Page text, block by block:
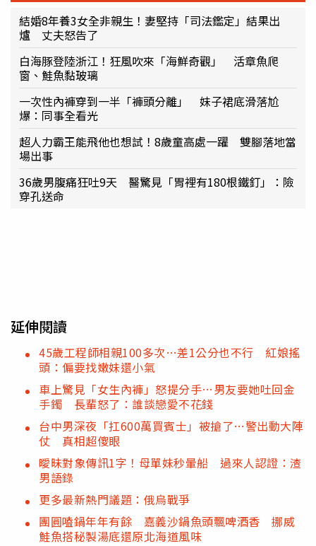
結婚8年養3女全非親生！妻堅持「司法鑑定」結果出
爐 丈夫怒告了
白海豚登陸浙江！狂風吹來「海鮮奇觀」 活章魚爬
窗、鮭魚黏玻璃
一次性內褲穿到一半「褲頭分離」 妹子裙底滑落尬
爆：同事全看光
超人力霸王能飛他也想試！8歲童高處一躍 雙腳落地當
場出事
36歲男腹痛狂吐9天 醫驚見「胃裡有180根鐵釘」：險
穿孔送命
延伸閱讀
45歲工程師相親100多次…差1公分也不行 紅娘搖
頭：偏要找嫩妹還小氣
車上驚見「女生內褲」怒提分手…男友要她吐回金
手鐲 長輩怒了：誰談戀愛不花錢
台中男深夜「扛600萬買賓士」被搶了…警出動大陣
仗 真相超傻眼
曖昧對象傳訊1字！母單妹秒暈船 過來人認證：渣
男語錄
更多最新熱門議題：俄烏戰爭
團圓嗑鍋年年有餘 嘉義沙鍋魚頭飄啤酒香 挪威
鮭魚搭秘製湯底還原北海道風味